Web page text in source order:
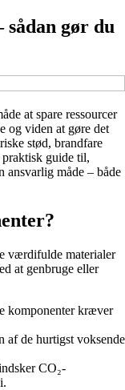
sådan gør du
at spare ressourcer
og viden at gøre det
stød, brandfare
praktisk guide til,
ansvarlig måde – både
værdifulde materialer
at genbruge eller
komponenter kræver
af de hurtigst voksende
CO₂-